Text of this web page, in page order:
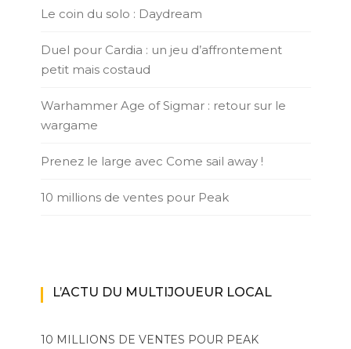
Le coin du solo : Daydream
Duel pour Cardia : un jeu d’affrontement
petit mais costaud
Warhammer Age of Sigmar : retour sur le
wargame
Prenez le large avec Come sail away !
10 millions de ventes pour Peak
L’ACTU DU MULTIJOUEUR LOCAL
10 MILLIONS DE VENTES POUR PEAK